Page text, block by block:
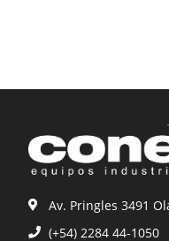
Av. Pringles 3491
(+54) 2284 44-1050